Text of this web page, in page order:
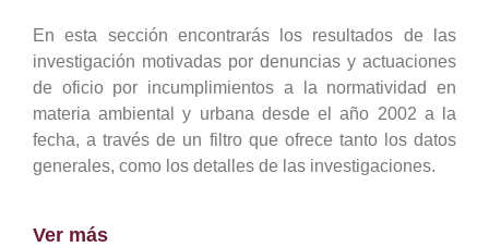
En esta sección encontrarás los resultados de las
investigación motivadas por denuncias y actuaciones
de oficio por incumplimientos a la normatividad en
materia ambiental y urbana desde el año 2002 a la
fecha, a través de un filtro que ofrece tanto los datos
generales, como los detalles de las investigaciones.
Ver más